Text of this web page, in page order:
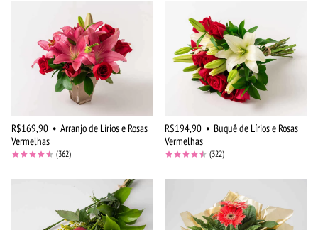
R$169,90 • Arranjo de Lírios e Rosas
Vermelhas
(362)
R$194,90 • Buquê de Lírios e Rosas
Vermelhas
(322)